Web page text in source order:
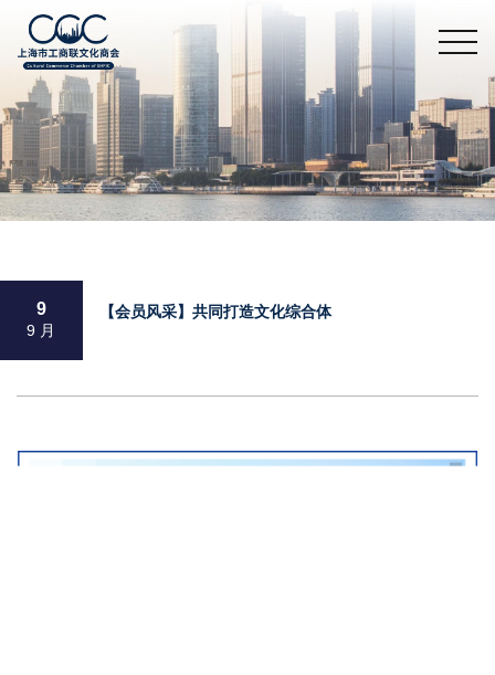
9
9 月
【会员风采】共同打造文化综合体